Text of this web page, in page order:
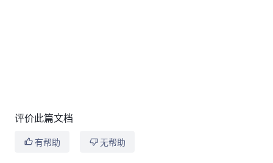
评价此篇文档
有帮助 无帮助